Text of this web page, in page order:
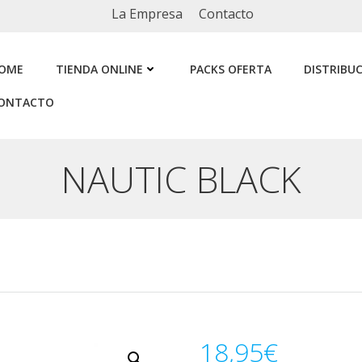
La Empresa Contacto
TIENDA ONLINE PACKS OFERTA
NAUTIC BLACK
18,95€